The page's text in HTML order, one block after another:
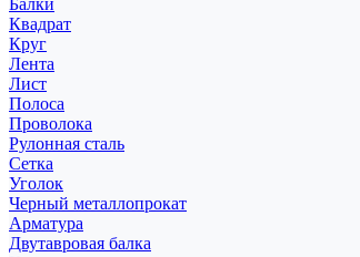
Балки
Квадрат
Круг
Лента
Лист
Полоса
Проволока
Рулонная сталь
Сетка
Уголок
Черный металлопрокат
Арматура
Двутавровая балка